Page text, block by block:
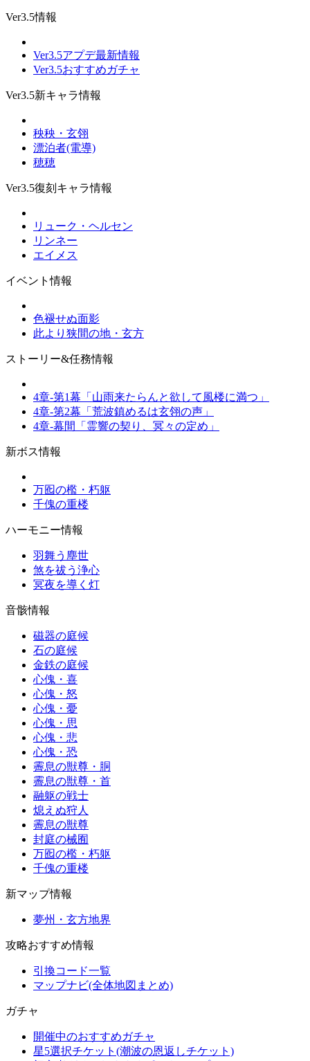
Ver3.5情報
Ver3.5アプデ最新情報
Ver3.5おすすめガチャ
Ver3.5新キャラ情報
秧秧・玄翎
漂泊者(電導)
穂穂
Ver3.5復刻キャラ情報
リューク・ヘルセン
リンネー
エイメス
イベント情報
色褪せぬ面影
此より狭間の地・玄方
ストーリー&任務情報
4章-第1幕「山雨来たらんと欲して風楼に満つ」
4章-第2幕「荒波鎮めるは玄翎の声」
4章-幕間「霊響の契り、冥々の定め」
新ボス情報
万囮の檻・朽躯
千傀の重楼
ハーモニー情報
羽舞う塵世
煞を祓う浄心
冥夜を導く灯
音骸情報
磁器の庭候
石の庭候
金鉄の庭候
心傀・喜
心傀・怒
心傀・憂
心傀・思
心傀・悲
心傀・恐
霽息の獣尊・胴
霽息の獣尊・首
融躯の戦士
熄えぬ狩人
霽息の獣尊
封庭の械囿
万囮の檻・朽躯
千傀の重楼
新マップ情報
夢州・玄方地界
攻略おすすめ情報
引換コード一覧
マップナビ(全体地図まとめ)
ガチャ
開催中のおすすめガチャ
星5選択チケット(潮波の恩返しチケット)